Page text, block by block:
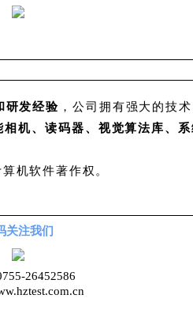
研发经验 ，公司拥有强大的技
机、读码器、视觉算法库、
机软件著作权。
关注我们
26452586